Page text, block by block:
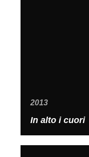
2013
In alto i cuori